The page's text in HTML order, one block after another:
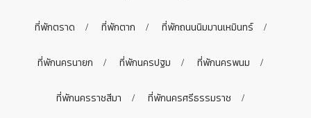
ที่พักตราด ที่พักตาก ที่พักถนนนิมมานเหมินทร์
ที่พักนครนายก ที่พักนครปฐม ที่พักนครพนม
ที่พักนครราชสีมา ที่พักนครศรีธรรมราช